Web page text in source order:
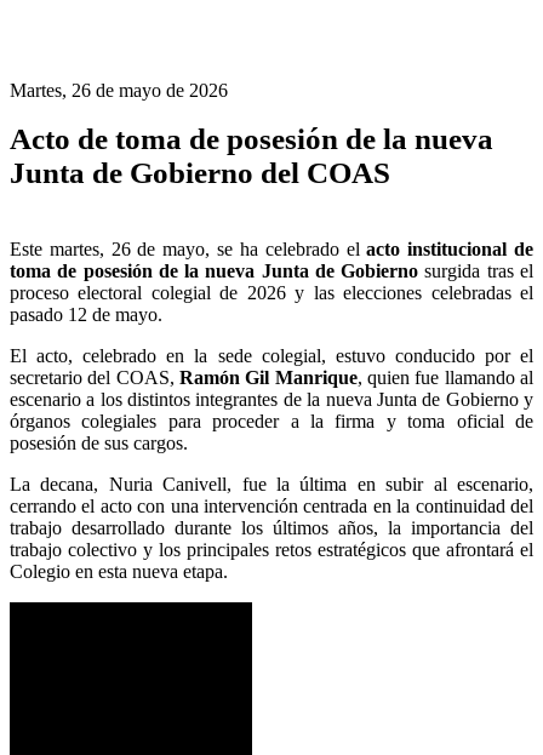
Martes, 26 de mayo de 2026
Acto de toma de posesión de la nueva
Junta de Gobierno del COAS
Este martes, 26 de mayo, se ha celebrado elacto institucional de
toma de posesión de la nueva Junta de Gobierno surgida tras el
proceso electoral colegial de 2026 y las elecciones celebradas el
pasado 12 de mayo.
El acto, celebrado en la sede colegial, estuvo conducido por el
secretario del COAS, Ramón Gil Manrique, quien fue llamando al
escenario a los distintos integrantes de la nueva Junta de Gobierno y
órganos colegiales para proceder a la firma y toma oficial de
posesión de sus cargos.
La decana, Nuria Canivell, fue la última en subir al escenario,
cerrando el acto con una intervención centrada en la continuidad del
trabajo desarrollado durante los últimos años, la importancia del
trabajo colectivo y los principales retos estratégicos que afrontará el
Colegio en esta nueva etapa.